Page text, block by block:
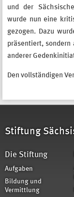
und der
wurde nun eine
gezogen. Dazu
präsentiert, sondern
anderer
Den vollständigen
Stiftung
Die Stiftung
Aufgaben
Bildung und
Vermittlung